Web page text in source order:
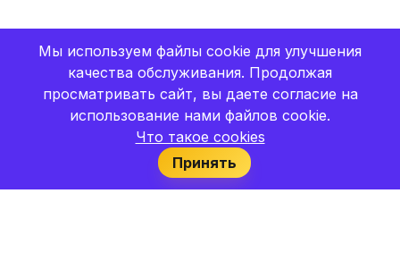
Мы используем файлы cookie для улучшения
качества обслуживания. Продолжая
просматривать сайт, вы даете согласие на
использование нами файлов cookie.
Что такое cookies
Принять